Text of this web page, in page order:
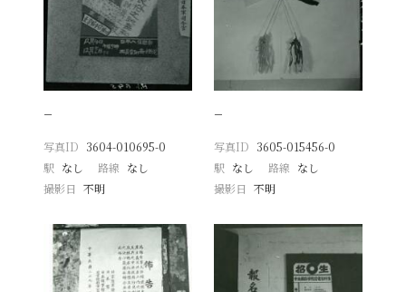
−
写真ID 3604-010695-0
駅 なし 路線 なし
撮影日
不明
−
写真ID 3605-015456-0
駅 なし 路線 なし
撮影日 不明